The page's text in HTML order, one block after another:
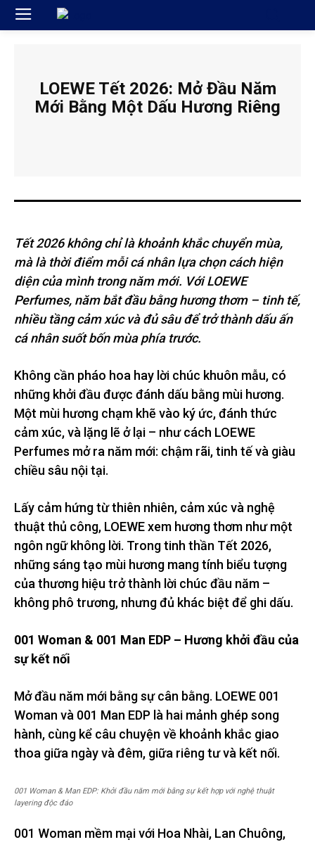
LOEWE Tết 2026: Mở Đầu Năm
Mới Bằng Một Dấu Hương Riêng
Tết 2026 không chỉ là khoảnh khắc chuyển mùa,
mà là thời điểm mỗi cá nhân lựa chọn cách hiện
diện của mình trong năm mới. Với LOEWE
Perfumes, năm bắt đầu bằng hương thơm – tinh tế,
nhiều tầng cảm xúc và đủ sâu để trở thành dấu ấn
cá nhân suốt bốn mùa phía trước.
Không cần pháo hoa hay lời chúc khuôn mẫu, có
những khởi đầu được đánh dấu bằng mùi hương.
Một mùi hương chạm khẽ vào ký ức, đánh thức
cảm xúc, và lặng lẽ ở lại – như cách LOEWE
Perfumes mở ra năm mới: chậm rãi, tinh tế và giàu
chiều sâu nội tại.
Lấy cảm hứng từ thiên nhiên, cảm xúc và nghệ
thuật thủ công, LOEWE xem hương thơm như một
ngôn ngữ không lời. Trong tinh thần Tết 2026,
những sáng tạo mùi hương mang tính biểu tượng
của thương hiệu trở thành lời chúc đầu năm –
không phô trương, nhưng đủ khác biệt để ghi dấu.
001 Woman & 001 Man EDP – Hương khởi đầu của
sự kết nối
Mở đầu năm mới bằng sự cân bằng. LOEWE 001
Woman và 001 Man EDP là hai mảnh ghép song
hành, cùng kể câu chuyện về khoảnh khắc giao
thoa giữa ngày và đêm, giữa riêng tư và kết nối.
001 Woman & Man EDP: Khởi đầu năm mới bằng sự kết hợp với nghệ thuật
layering độc đáo
001 Woman mềm mại với Hoa Nhài, Lan Chuông,